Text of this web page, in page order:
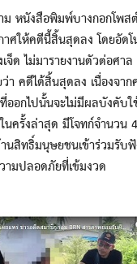
งสือพิมพ์บางกอกโพสต์
ศให้คดีนี้สิ้นสุดลง โดยอัด
จ็ด ไม่มารายงานตัวต่อศาล
า คดีได้สิ้นสุดลง เนื่องจา
อกไปนั้นจะไม่มีผลบังคับ
นครั้งล่าสุด มีโจทก์จำนวน
สิทธิ์มนุษยชนเข้าร่วมรับ
ามปลอดภัยที่เข้มงวด